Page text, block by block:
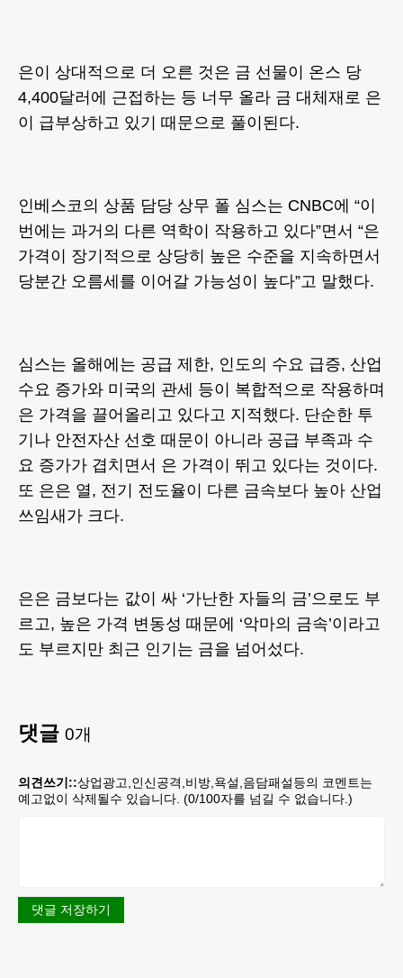
은이 상대적으로 더 오른 것은 금 선물이 온스 당
4,400달러에 근접하는 등 너무 올라 금 대체재로 은
이 급부상하고 있기 때문으로 풀이된다.
인베스코의 상품 담당 상무 폴 심스는 CNBC에 “이
번에는 과거의 다른 역학이 작용하고 있다”면서 “은
가격이 장기적으로 상당히 높은 수준을 지속하면서
당분간 오름세를 이어갈 가능성이 높다”고 말했다.
심스는 올해에는 공급 제한, 인도의 수요 급증, 산업
수요 증가와 미국의 관세 등이 복합적으로 작용하며
은 가격을 끌어올리고 있다고 지적했다. 단순한 투
기나 안전자산 선호 때문이 아니라 공급 부족과 수
요 증가가 겹치면서 은 가격이 뛰고 있다는 것이다.
또 은은 열, 전기 전도율이 다른 금속보다 높아 산업
쓰임새가 크다.
은은 금보다는 값이 싸 ‘가난한 자들의 금’으로도 부
르고, 높은 가격 변동성 때문에 ‘악마의 금속’이라고
도 부르지만 최근 인기는 금을 넘어섰다.
댓글 0개
의견쓰기::상업광고,인신공격,비방,욕설,음담패설등의 코멘트는
예고없이 삭제될수 있습니다. (0/100자를 넘길 수 없습니다.)
댓글 저장하기